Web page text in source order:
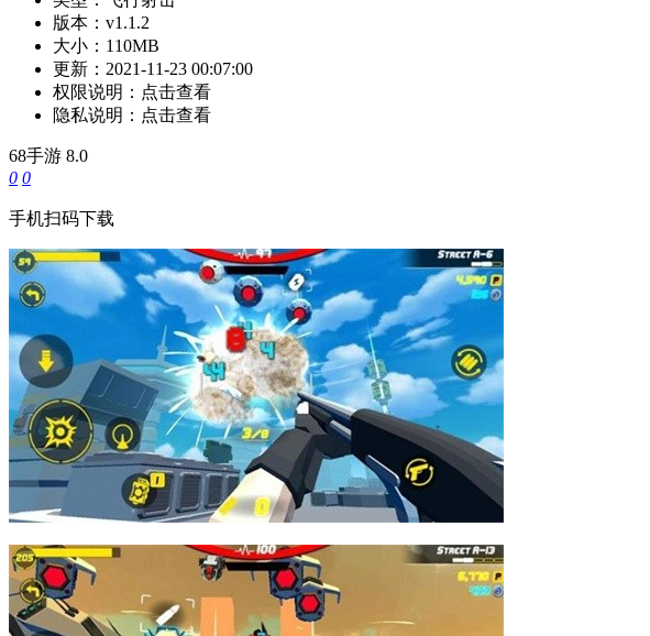
版本： v1.1.2
大小： 110MB
更新： 2021-11-23 00:07:00
权限说明： 点击查看
隐私说明： 点击查看
68手游 8.0
0 0
手机扫码下载